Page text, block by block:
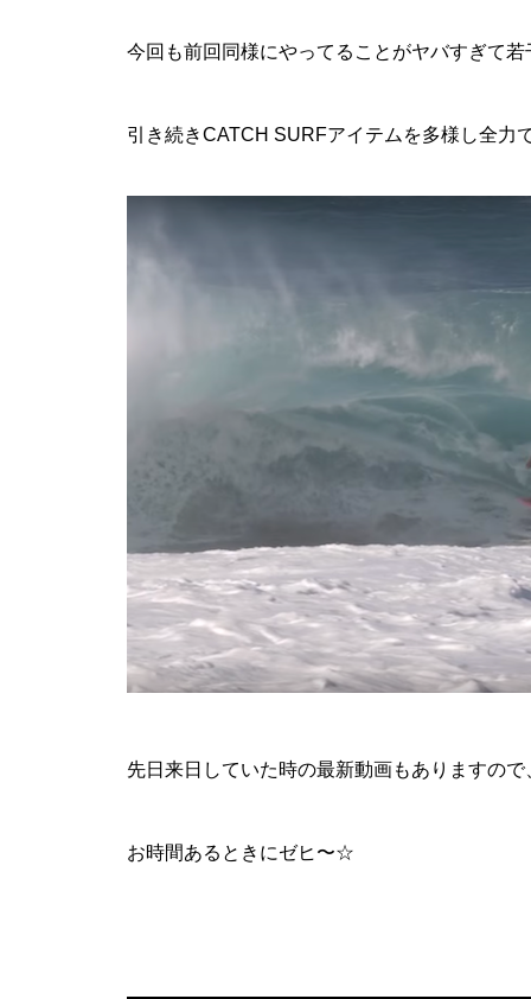
今回も前回同様にやってることがヤバすぎて
引き続きCATCH SURFアイテムを多様し全力
先日来日していた時の最新動画もありますので
お時間あるときにゼヒ〜☆